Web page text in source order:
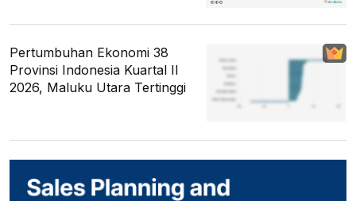
Pertumbuhan Ekonomi 38
Provinsi Indonesia Kuartal II
2026, Maluku Utara Tertinggi